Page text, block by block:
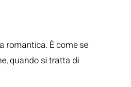
romantica. È come se
quando si tratta di